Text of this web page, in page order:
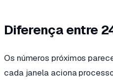
Diferença entre
Os números próximos
cada janela aciona